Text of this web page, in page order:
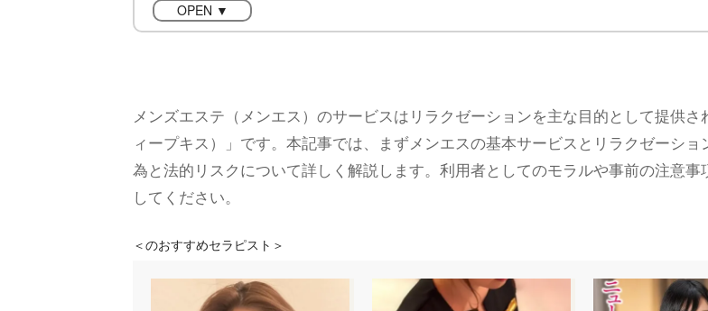
OPEN ▼
メンズエステ（メンエス）のサービスはリラクゼーションを主な目的として提供
ィープキス）」です。本記事では、まずメンエスの基本サービスとリラクゼーシ
為と法的リスクについて詳しく解説します。利用者としてのモラルや事前の注意
してください。
＜のおすすめセラピスト＞